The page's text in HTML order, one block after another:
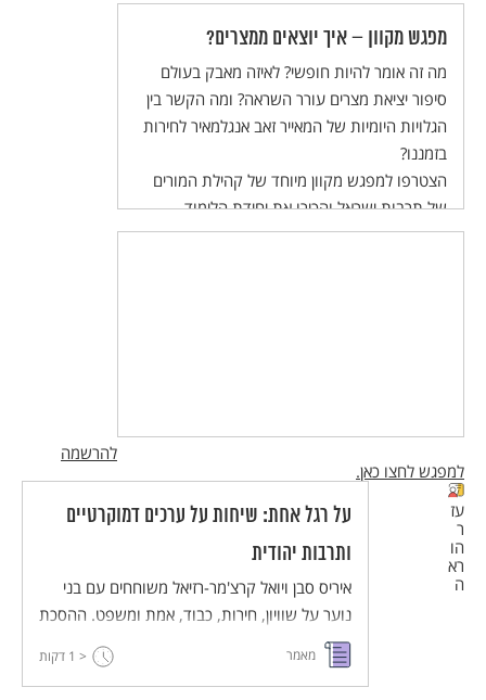
מפגש מקוון – איך יוצאים ממצרים?
מה זה אומר להיות חופשי? לאיזה מאבק בעולם
סיפור יציאת מצרים עורר השראה? ומה הקשר בין
הגלויות היומיות של המאייר זאב אנגלמאיר לחירות
בזמננו?
הצטרפו למפגש מקוון מיוחד של קהילת המורים
של תרבות ישראל והכירו את יחידת הלימוד
להוראה בכיתה, המשלבת הסכת שהופקה במיוחד
להרשמה
למפגש לחצו כאן.
עז
ר
הו
רא
ה
על רגל אחת: שיחות על ערכים דמוקרטיים
ותרבות יהודית
איריס סבן ויואל קרצ'מר-רזיאל משוחחים עם בני
נוער על שוויון, חירות, כבוד, אמת ומשפט. ההסכת
מיועד לשילוב בהוראה בחטיבת הביניים במקצועות
החברה והרוח, ויש בו חמישה עשר פרקים באורך
מאמר < 1 דקות